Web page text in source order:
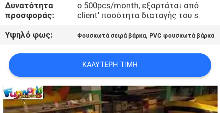
Δυνατότητα
προσφοράς:
ο 500pcs/month, εξαρτάται από
client' ποσότητα διαταγής του s.
Υψηλό φως:
Φουσκωτά σειρά βάρκα, PVC φουσκωτά βάρκα
ΚΑΛΎΤΕΡΗ ΤΙΜΉ